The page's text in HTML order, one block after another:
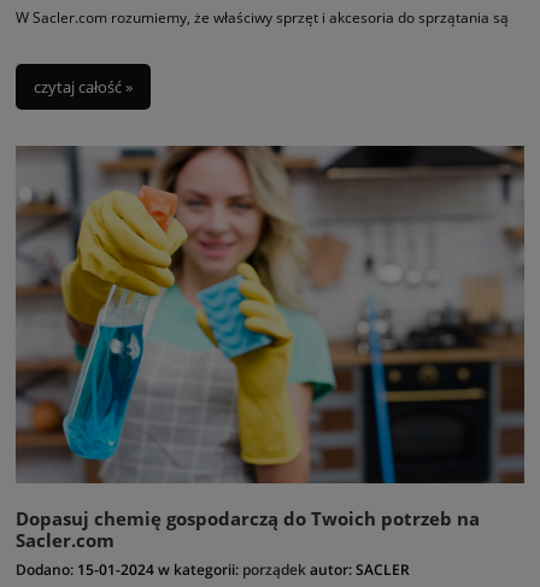
W Sacler.com rozumiemy, że właściwy sprzęt i akcesoria do sprzątania są
wybór wysokiej jakości produktów, które sprostają różnym potrzebom
sprzątania.
czytaj całość »
Dopasuj chemię gospodarczą do Twoich potrzeb na
Sacler.com
Dodano: 15-01-2024w kategorii: porządekautor:SACLER